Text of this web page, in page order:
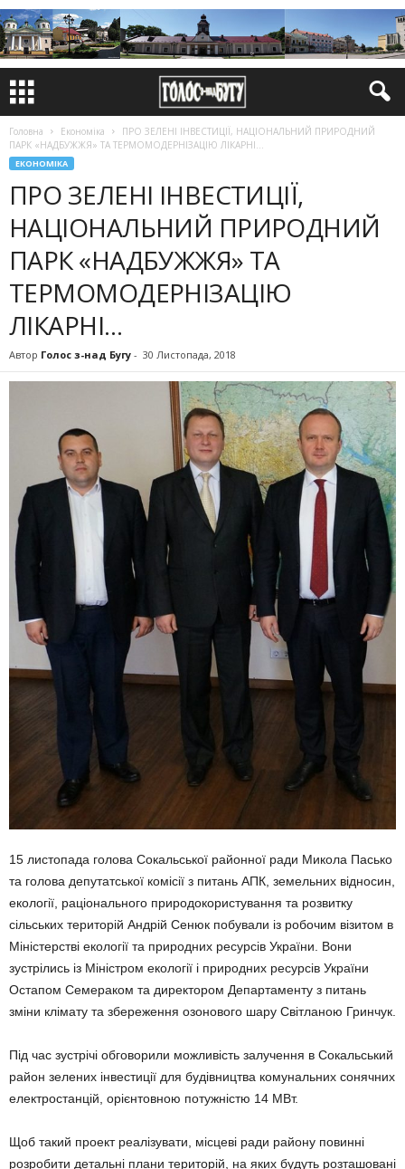
Головна Економіка
ПРО ЗЕЛЕНІ ІНВЕСТИЦІЇ, НАЦІОНАЛЬНИЙ ПРИРОДНИЙ
ПАРК «НАДБУЖЖЯ» ТА ТЕРМОМОДЕРНІЗАЦІЮ ЛІКАРНІ…
ЕКОНОМІКА
ПРО ЗЕЛЕНІ ІНВЕСТИЦІЇ,
НАЦІОНАЛЬНИЙ ПРИРОДНИЙ
ПАРК «НАДБУЖЖЯ» ТА
ТЕРМОМОДЕРНІЗАЦІЮ
ЛІКАРНІ…
Автор Голос з-над Бугу - 30 Листопада, 2018
15 листопада голова Сокальської районної ради Микола Пасько
та голова депутатської комісії з питань АПК, земельних відносин,
екології, раціонального природокористування та розвитку
сільських територій Андрій Сенюк побували із робочим візитом в
Міністерстві екології та природних ресурсів України. Вони
зустрілись із Міністром екології і природних ресурсів України
Остапом Семераком та директором Департаменту з питань
зміни клімату та збереження озонового шару Світланою Гринчук.
Під час зустрічі обговорили можливість залучення в Сокальський
район зелених інвестиції для будівництва комунальних сонячних
електростанцій, орієнтовною потужністю 14 МВт.
Щоб такий проект реалізувати, місцеві ради району повинні
розробити детальні плани територій, на яких будуть розташовані